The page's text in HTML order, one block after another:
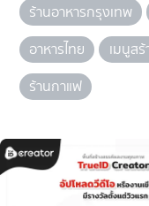
ร้านอาหารกรุงเทพ
อาหารไทย
เมนูส
ร้านกาแฟ